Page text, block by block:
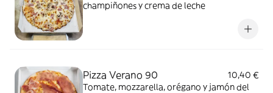
champiñones y crema de leche
Pizza Verano 90
10,40 €
Tomate, mozzarella, orégano y jamón del